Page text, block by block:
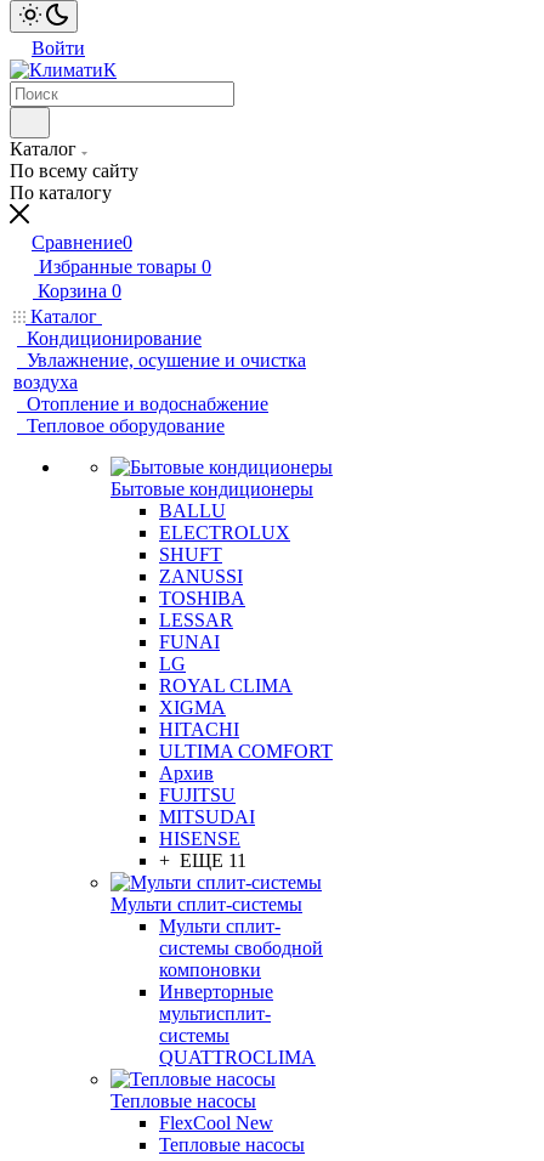
Войти
Каталог
По всему сайту
По каталогу
Сравнение0
Избранные товары 0
Корзина 0
Каталог
Кондиционирование
Увлажнение, осушение и очистка
воздуха
Отопление и водоснабжение
Тепловое оборудование
Бытовые кондиционеры
BALLU
ELECTROLUX
SHUFT
ZANUSSI
TOSHIBA
LESSAR
FUNAI
LG
ROYAL CLIMA
XIGMA
HITACHI
ULTIMA COMFORT
Архив
FUJITSU
MITSUDAI
HISENSE
+ ЕЩЕ 11
Мульти сплит-системы
Мульти сплит-
системы свободной
компоновки
Инверторные
мультисплит-
системы
QUATTROCLIMA
Тепловые насосы
FlexCool New
Тепловые насосы